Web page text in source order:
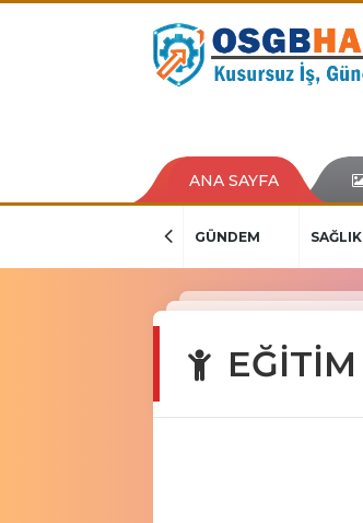
ANA SAYFA
GÜNDEM SAĞLIK
EĞİTİM